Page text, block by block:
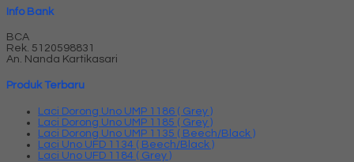
Info Bank
BCA
Rek. 5120598831
An. Nanda Kartikasari
Produk Terbaru
Laci Dorong Uno UMP 1186 ( Grey )
Laci Dorong Uno UMP 1185 ( Grey )
Laci Dorong Uno UMP 1135 ( Beech/Black )
Laci Uno UFD 1134 ( Beech/Black )
Laci Uno UFD 1184 ( Grey )